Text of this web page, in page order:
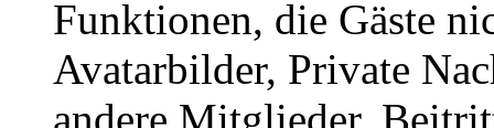
Funktionen, die Gäste
Avatarbilder, Private